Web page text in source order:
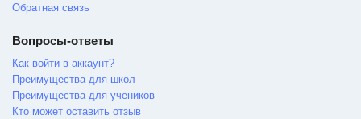
Обратная связь
Вопросы-ответы
Как войти в аккаунт?
Преимущества для школ
Преимущества для учеников
Кто может оставить отзыв